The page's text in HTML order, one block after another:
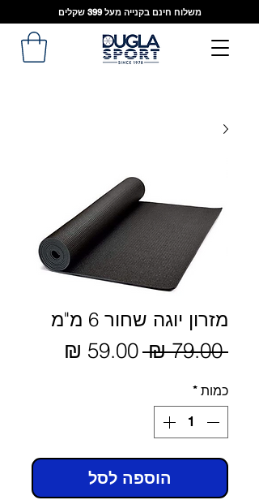
משלוח חינם בקנייה מעל 399 שקלים
מזרון יוגה שחור 6 מ"מ
‏79.00 ‏₪
מחיר
כמות *
הוספה לסל